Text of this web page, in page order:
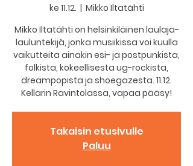
ke 11.12.
  |
Mikko Iltatähti
Mikko Iltatähti on helsinkiläinen laulaja-
lauluntekijä, jonka musiikissa voi kuulla
vaikutteita ainakin esi- ja postpunkista,
folkista, kokeellisesta ug-rockista,
dreampopista ja shoegazesta. 11.12.
Kellarin Ravintolassa, vapaa pääsy!
Takaisin etusivulle
Paluu